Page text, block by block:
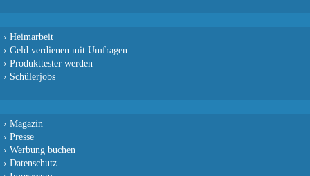
› Heimarbeit
› Geld verdienen mit Umfragen
› Produkttester werden
› Schülerjobs
› Magazin
› Presse
› Werbung buchen
› Datenschutz